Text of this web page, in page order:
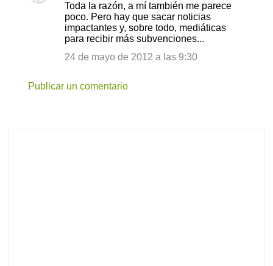
Toda la razón, a mí también me parece
poco. Pero hay que sacar noticias
impactantes y, sobre todo, mediáticas
para recibir más subvenciones...
24 de mayo de 2012 a las 9:30
Publicar un comentario